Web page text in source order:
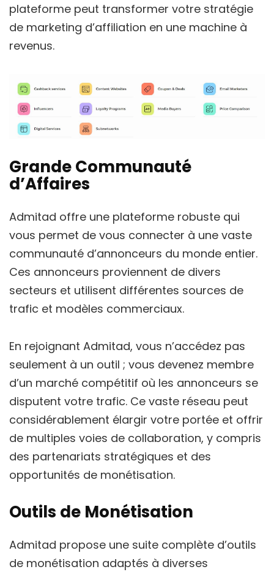
plateforme peut transformer votre stratégie
de marketing d’affiliation en une machine à
revenus.
Grande Communauté
d’Affaires
Admitad offre une plateforme robuste qui
vous permet de vous connecter à une vaste
communauté d’annonceurs du monde entier.
Ces annonceurs proviennent de divers
secteurs et utilisent différentes sources de
trafic et modèles commerciaux.
En rejoignant Admitad, vous n’accédez pas
seulement à un outil ; vous devenez membre
d’un marché compétitif où les annonceurs se
disputent votre trafic. Ce vaste réseau peut
considérablement élargir votre portée et offrir
de multiples voies de collaboration, y compris
des partenariats stratégiques et des
opportunités de monétisation.
Outils de Monétisation
Admitad propose une suite complète d’outils
de monétisation adaptés à diverses